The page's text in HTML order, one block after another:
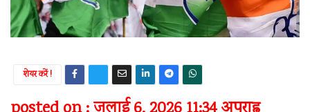
शेयर करें !